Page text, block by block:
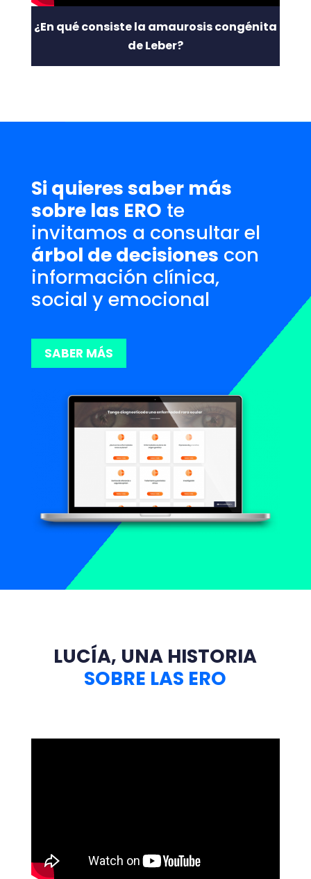
¿En qué consiste la amaurosis congénita
de Leber?
Si quieres saber más
sobre las ERO te
invitamos a consultar el
árbol de decisiones con
información clínica,
social y emocional
SABER MÁS
LUCÍA, UNA HISTORIA
SOBRE LAS ERO